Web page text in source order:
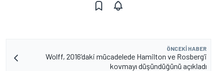
ÖNCEKI HABER
Wolff, 2016’daki mücadelede Hamilton ve Rosberg’i
kovmayı düşündüğünü açıkladı